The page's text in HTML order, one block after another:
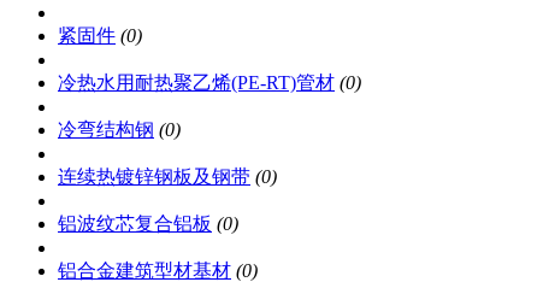
紧固件 (0)
冷热水用耐热聚乙烯(PE-RT)管材 (0)
冷弯结构钢 (0)
连续热镀锌钢板及钢带 (0)
铝波纹芯复合铝板 (0)
铝合金建筑型材基材 (0)